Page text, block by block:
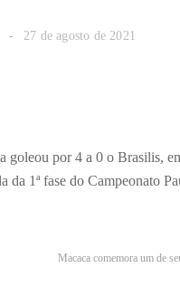
27 de agosto de 2021
goleou por 4 a 0 o Brasilis,
da 1ª fase do Campeonato
Macaca comemora um de